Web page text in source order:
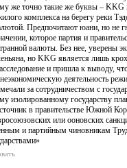
же точно такие же буквы – KKG
комплекса на берегу реки
Предпочитают юани, но не
которое партия и
валюты. Без нее, уверены
но KKG является лишь
и пришла к выводу,
деятельность
за сотрудничеством с
изолированному государству
в правительстве Южной
или ооновских
и партийным чиновникам